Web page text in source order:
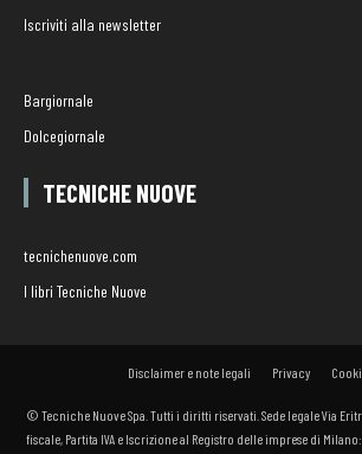
Iscriviti alla newsletter
Bargiornale
Dolcegiornale
TECNICHE NUOVE
tecnichenuove.com
I libri Tecniche Nuove
Disclaimer e note legali Privacy
© Tecniche Nuove Spa. Tutti i diritti riservati. Sede legale Via
fiscale, Partita IVA e Iscrizione al Registro delle imprese di Milano: